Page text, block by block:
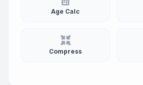
Age Calc
Compress